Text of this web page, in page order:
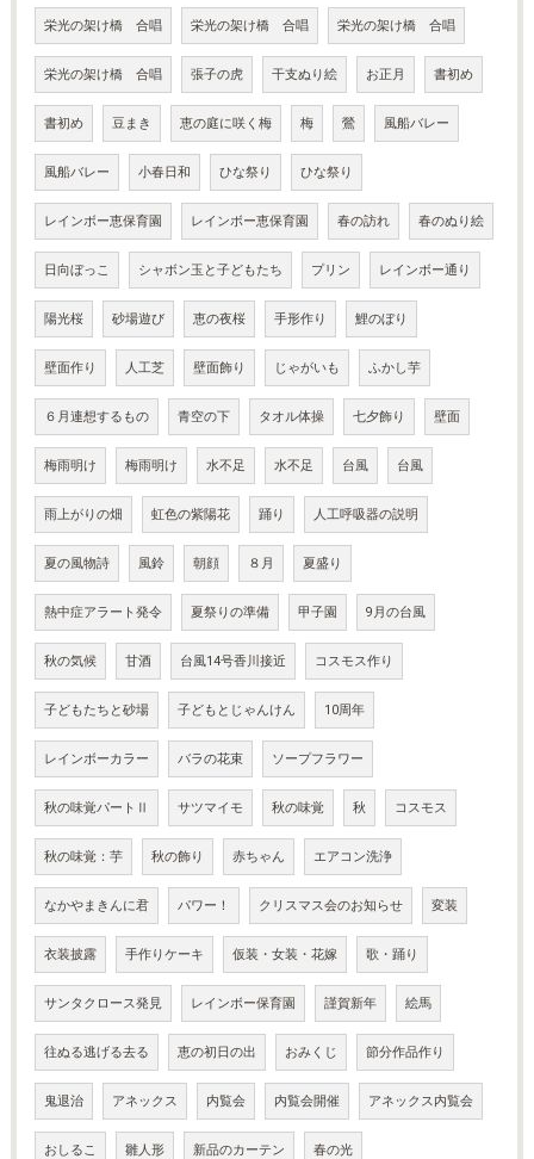
栄光の架け橋 合唱 栄光の架け橋 合唱 栄光の架け橋 合唱
栄光の架け橋 合唱 張子の虎 干支ぬり絵 お正月 書初め
書初め 豆まき 恵の庭に咲く梅 梅 鶯 風船バレー
風船バレー 小春日和 ひな祭り ひな祭り
レインボー恵保育園 レインボー恵保育園 春の訪れ 春のぬり絵
日向ぼっこ シャボン玉と子どもたち プリン レインボー通り
陽光桜 砂場遊び 恵の夜桜 手形作り 鯉のぼり
壁面作り 人工芝 壁面飾り じゃがいも ふかし芋
６月連想するもの 青空の下 タオル体操 七夕飾り 壁面
梅雨明け 梅雨明け 水不足 水不足 台風 台風
雨上がりの畑 虹色の紫陽花 踊り 人工呼吸器の説明
夏の風物詩 風鈴 朝顔 ８月 夏盛り
熱中症アラート発令 夏祭りの準備 甲子園 9月の台風
秋の気候 甘酒 台風14号香川接近 コスモス作り
子どもたちと砂場 子どもとじゃんけん 10周年
レインボーカラー バラの花束 ソープフラワー
秋の味覚パートⅡ サツマイモ 秋の味覚 秋 コスモス
秋の味覚：芋 秋の飾り 赤ちゃん エアコン洗浄
なかやまきんに君 パワー！ クリスマス会のお知らせ 変装
衣装披露 手作りケーキ 仮装・女装・花嫁 歌・踊り
サンタクロース発見 レインボー保育園 謹賀新年 絵馬
往ぬる逃げる去る 恵の初日の出 おみくじ 節分作品作り
鬼退治 アネックス 内覧会 内覧会開催 アネックス内覧会
おしるこ 雛人形 新品のカーテン 春の光